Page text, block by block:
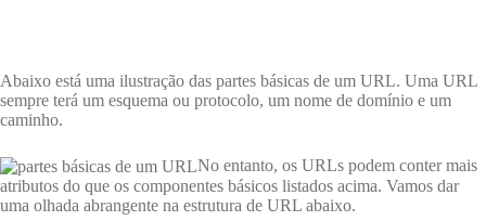
Abaixo está uma ilustração das partes básicas de um URL. Uma URL
sempre terá um esquema ou protocolo, um nome de domínio e um
caminho.
No entanto, os URLs podem conter mais
atributos do que os componentes básicos listados acima. Vamos dar
uma olhada abrangente na estrutura de URL abaixo.